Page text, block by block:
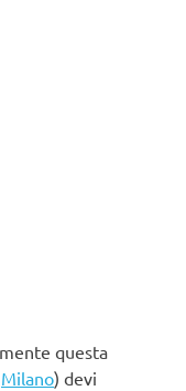
questa
Milano) devi